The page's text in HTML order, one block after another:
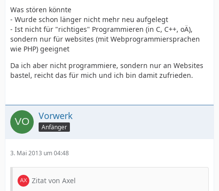
Was stören könnte
- Wurde schon länger nicht mehr neu aufgelegt
- Ist nicht für "richtiges" Programmieren (in C, C++, oÄ),
sondern nur für websites (mit Webprogrammiersprachen
wie PHP) geeignet
Da ich aber nicht programmiere, sondern nur an Websites
bastel, reicht das für mich und ich bin damit zufrieden.
Vorwerk
Anfänger
3. Mai 2013 um 04:48
Zitat von Axel